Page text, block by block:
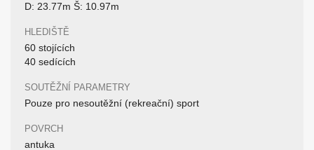
D: 23.77m Š: 10.97m
HLEDIŠTĚ
60 stojících
40 sedících
SOUTĚŽNÍ PARAMETRY
Pouze pro nesoutěžní (rekreační) sport
POVRCH
antuka